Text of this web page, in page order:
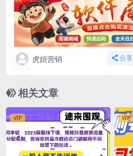
虎妞营销 分享
相关文章
VIP VIP